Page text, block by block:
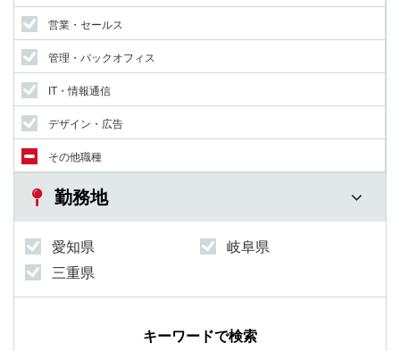
営業・セールス
管理・バックオフィス
IT・情報通信
デザイン・広告
その他職種
勤務地
愛知県
岐阜県
三重県
キーワードで検索